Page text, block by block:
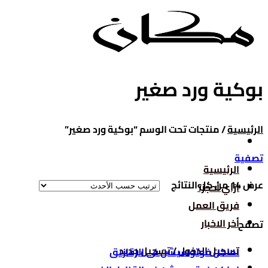
للمحتوى
الرئيسية
ازاي أحجز؟
فريق العمل
أخر الاخبار
تسجيل الدخول / تسجيل جديد
بوكية ورد صغير
الرئيسية/منتجات تحت الوسم “بوكية ورد صغير”
تصفية
عرض ⁦14⁩ من كل النتائج
تم
تصفح
اماكن فوتوسيشن فى الزقازيق